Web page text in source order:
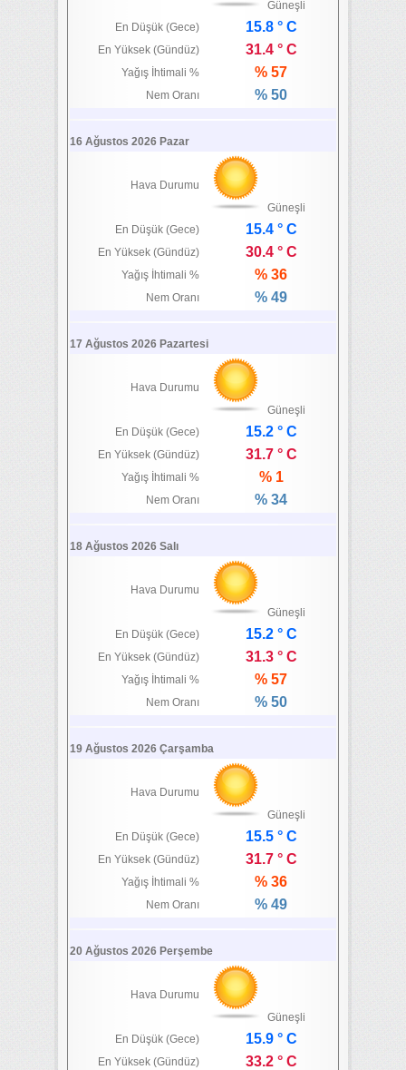
Güneşli
En Düşük (Gece)
15.8 ° C
En Yüksek (Gündüz) 31.4 ° C
Yağış İhtimali % % 57
Nem Oranı % 50
16 Ağustos 2026 Pazar
Hava Durumu
Güneşli
En Düşük (Gece)
15.4 ° C
En Yüksek (Gündüz) 30.4 ° C
Yağış İhtimali % % 36
Nem Oranı % 49
17 Ağustos 2026 Pazartesi
Hava Durumu
Güneşli
En Düşük (Gece)
15.2 ° C
En Yüksek (Gündüz) 31.7 ° C
Yağış İhtimali % % 1
Nem Oranı % 34
18 Ağustos 2026 Salı
Hava Durumu
Güneşli
En Düşük (Gece)
15.2 ° C
En Yüksek (Gündüz) 31.3 ° C
Yağış İhtimali % % 57
Nem Oranı % 50
19 Ağustos 2026 Çarşamba
Hava Durumu
Güneşli
En Düşük (Gece)
15.5 ° C
En Yüksek (Gündüz) 31.7 ° C
Yağış İhtimali % % 36
Nem Oranı % 49
20 Ağustos 2026 Perşembe
Hava Durumu
Güneşli
En Düşük (Gece)
15.9 ° C
En Yüksek (Gündüz) 33.2 ° C